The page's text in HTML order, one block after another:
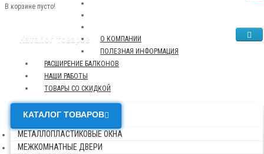
В корзине пусто!
Каталог товаров
О КОМПАНИИ
ПОЛЕЗНАЯ ИНФОРМАЦИЯ
РАСШИРЕНИЕ БАЛКОНОВ
НАШИ РАБОТЫ
ТОВАРЫ СО СКИДКОЙ
КАТАЛОГ ТОВАРОВ
МЕТАЛЛОПЛАСТИКОВЫЕ ОКНА
МЕЖКОМНАТНЫЕ ДВЕРИ